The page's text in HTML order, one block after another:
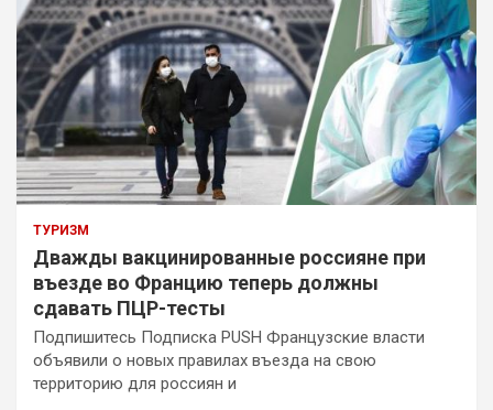
ТУРИЗМ
Дважды вакцинированные россияне при
въезде во Францию теперь должны
сдавать ПЦР-тесты
Подпишитесь Подписка PUSH Французские власти
объявили о новых правилах въезда на свою
территорию для россиян и